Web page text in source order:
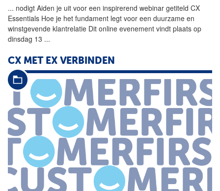
... nodigt Aiden je uit voor een inspirerend webinar getiteld CX
Essentials Hoe je het fundament legt voor een duurzame en
winstgevende klantrelatie Dit online evenement vindt plaats op
dinsdag 13 ...
CX MET EX VERBINDEN